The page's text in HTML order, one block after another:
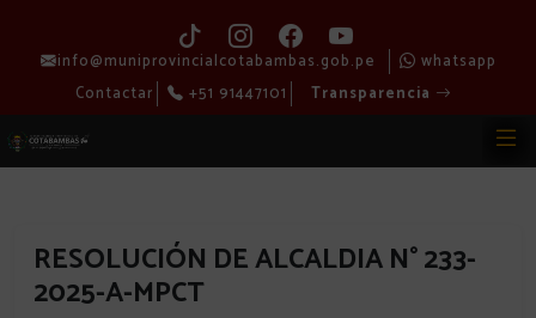
info@muniprovincialcotabambas.gob.pe
whatsapp
Contactar
+51 91447101 Transparencia
RESOLUCIÓN DE ALCALDIA N° 233-
2025-A-MPCT